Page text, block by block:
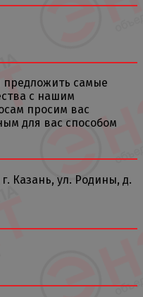
самые
с нашим
просим вас
для вас способом
Казань, ул. Родины, д.